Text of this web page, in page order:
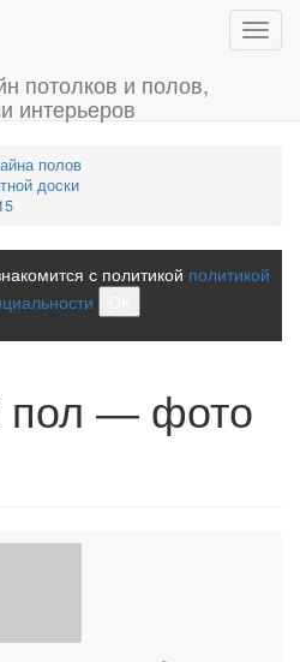
полов
доски
с политикой политикой
пол — фото